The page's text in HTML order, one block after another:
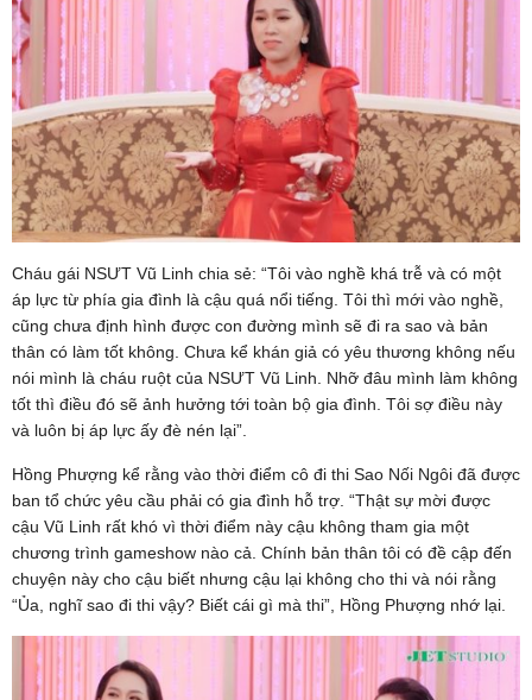
Cháu gái NSƯT Vũ Linh chia sẻ: “Tôi vào nghề khá trễ và có một
áp lực từ phía gia đình là cậu quá nổi tiếng. Tôi thì mới vào nghề,
cũng chưa định hình được con đường mình sẽ đi ra sao và bản
thân có làm tốt không. Chưa kể khán giả có yêu thương không nếu
nói mình là cháu ruột của NSƯT Vũ Linh. Nhỡ đâu mình làm không
tốt thì điều đó sẽ ảnh hưởng tới toàn bộ gia đình. Tôi sợ điều này
và luôn bị áp lực ấy đè nén lại”.
Hồng Phượng kể rằng vào thời điểm cô đi thi Sao Nối Ngôi đã được
ban tổ chức yêu cầu phải có gia đình hỗ trợ. “Thật sự mời được
cậu Vũ Linh rất khó vì thời điểm này cậu không tham gia một
chương trình gameshow nào cả. Chính bản thân tôi có đề cập đến
chuyện này cho cậu biết nhưng cậu lại không cho thi và nói rằng
“Ủa, nghĩ sao đi thi vậy? Biết cái gì mà thi”, Hồng Phượng nhớ lại.